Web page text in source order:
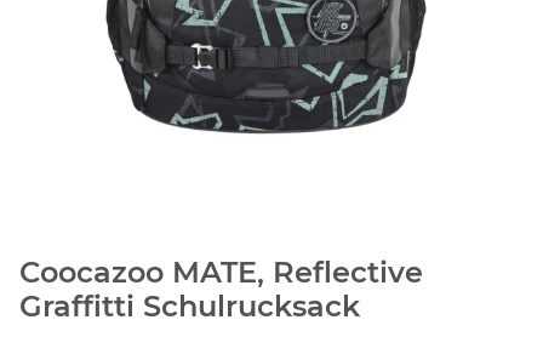
Coocazoo MATE, Reflective
Graffitti Schulrucksack